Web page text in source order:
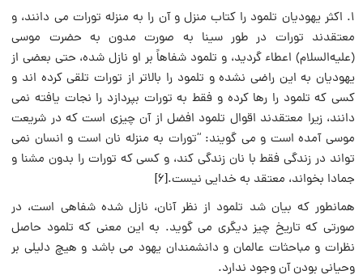
۱. اکثر یهودیان تلمود را کتاب منزل و آن را به منزله تورات می دانند، و
معتقدند تورات در طور سینا به صورت مدون به حضرت موسی
(علیه‌السلام) اعطاء گردید، و تلمود شفاهاً بر او نازل شده، حتی بعضی از
یهودیان به این راضی نشده و تلمود را بالاتر از تورات تلقی کرده اند و
کسی که تلمود را رها کرده و فقط به تورات بپردازد را نجات یافته نمی
دانند، زیرا معتقدند اقوال تلمود افضل از آن چیزی است که در شریعت
موسی آمده است و می گویند: “تورات به منزله نان است و انسان نمی
تواند در زندگی فقط با نان زندگی کند، و کسی که تورات را بدون مشنا و
جمادا بخواند، معتقد به خدایی نیست.[۶]
همانطور که بیان شد تلمود از نظر آنان، نازل شده شفاهی است، در
صورتی که تاریخ چیز دیگری می گوید. به این معنی که تلمود حاصل
نظرات و مباحثات عالمان و دانشمندان یهود می باشد و هیچ دلیلی بر
وحیانی بودن آن وجود ندارد.